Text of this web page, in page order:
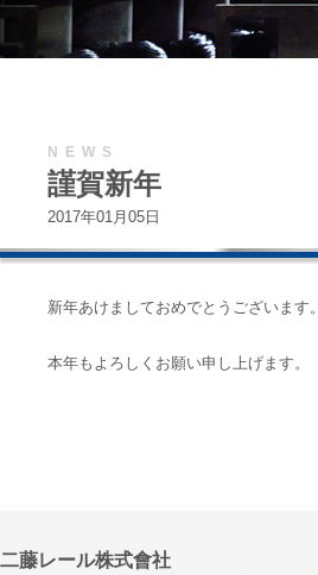
NEWS
謹賀新年
2017年01月05日
新年あけましておめでとうございます。
本年もよろしくお願い申し上げます。
二藤レール株式會社